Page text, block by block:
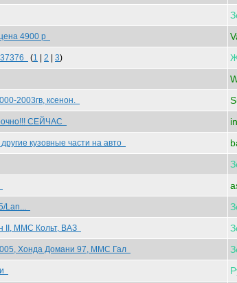
4900 р
(1 2 3)
2003гв, ксенон.
СЕЙЧАС
кузовные части на авто
Lan...
II, ММС Кольт, ВАЗ
Хонда Домани 97, ММС Гал